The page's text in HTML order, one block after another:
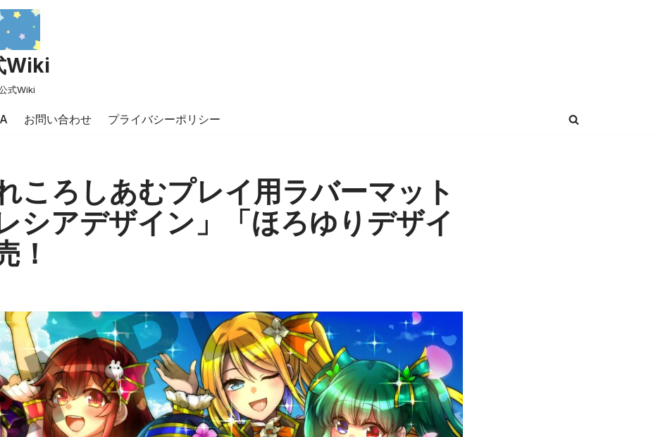
Wiki
式Wiki
お問い合わせ プライバシーポリシー
ころしあむプレイ用ラバーマット
シアデザイン」「ほろゆりデザイ
！